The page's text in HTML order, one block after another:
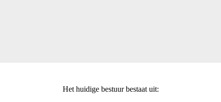
Het huidige bestuur bestaat uit: